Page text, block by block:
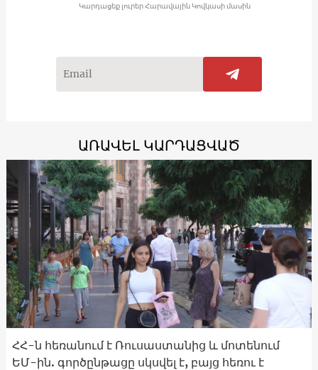
Կարդացեք լուրեր Հարավային Կովկասի մասին
ԱՌԱՎԵԼ ԿԱՐԴԱՑՎԱԾ
ՀՀ-ն հեռանում է Ռուսաստանից և մոտենում
ԵՄ-ին. գործընթացը սկսվել է, բայց հեռու է